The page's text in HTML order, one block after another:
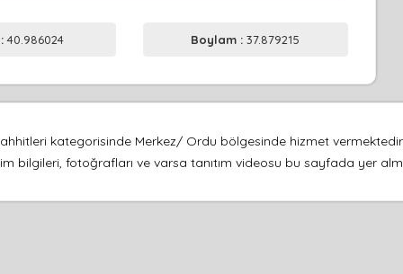
:40.986024 Boylam :37.879215
kategorisinde Merkez/ Ordu bölgesinde hizmet
bilgileri, fotoğrafları ve varsa tanıtım videosu bu sayfada yer